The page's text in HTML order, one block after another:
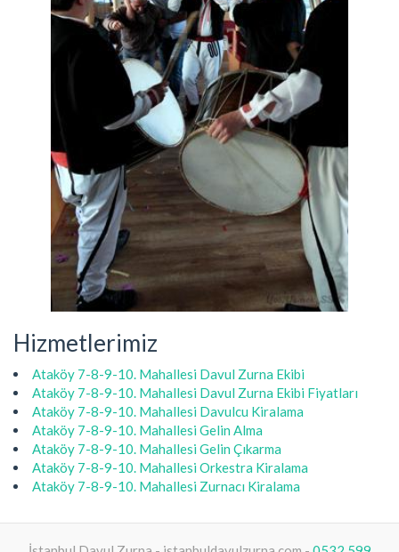
Hizmetlerimiz
Ataköy 7-8-9-10. Mahallesi Davul Zurna Ekibi
Ataköy 7-8-9-10. Mahallesi Davul Zurna Ekibi Fiyatları
Ataköy 7-8-9-10. Mahallesi Davulcu Kiralama
Ataköy 7-8-9-10. Mahallesi Gelin Alma
Ataköy 7-8-9-10. Mahallesi Gelin Çıkarma
Ataköy 7-8-9-10. Mahallesi Orkestra Kiralama
Ataköy 7-8-9-10. Mahallesi Zurnacı Kiralama